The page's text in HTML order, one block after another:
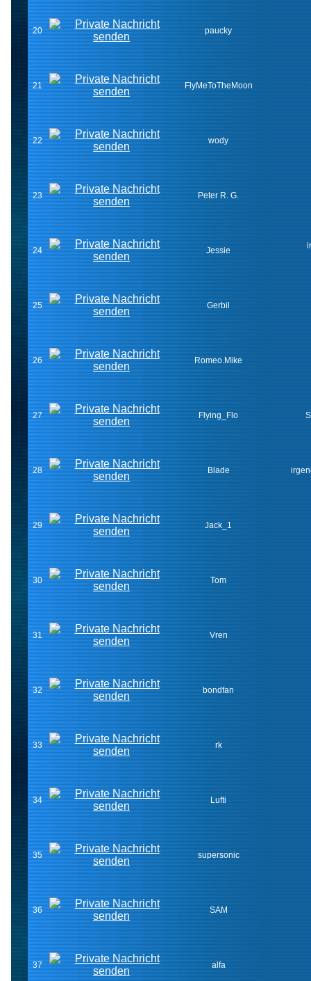
20 paucky
21 FlyMeToTheMoon
22 wody
23 Peter R. G.
24 Jessie
25 Gerbil
26 Romeo.Mike
27 Flying_Flo
28 Blade
29 Jack_1
30 Tom
31 Vren
32 bondfan
33 rk
34 Lufti
35 supersonic
36 SAM
37 alfa